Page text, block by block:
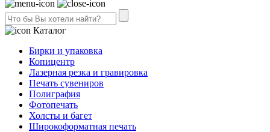
Каталог
Бирки и упаковка
Копицентр
Лазерная резка и гравировка
Печать сувениров
Полиграфия
Фотопечать
Холсты и багет
Широкоформатная печать